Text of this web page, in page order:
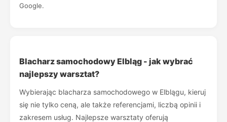
Google.
Blacharz samochodowy Elbląg - jak wybrać
najlepszy warsztat?
Wybierając blacharza samochodowego w Elblągu, kieruj
się nie tylko ceną, ale także referencjami, liczbą opinii i
zakresem usług. Najlepsze warsztaty oferują